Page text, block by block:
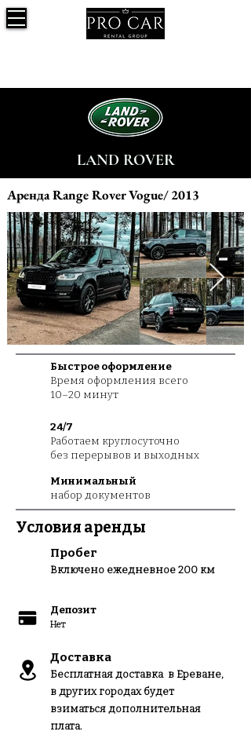
LAND ROVER
Аренда Range Rover Vogue/ 2013
Быстрое оформление
Время оформления всего
10–20 минут
24/7
Работаем круглосуточно
без перерывов и выходных
Минимальный
набор документов
Условия аренды
Пробег
Включено ежедневное 200 км
Депозит
Нет
Доставка
Бесплатная доставка в Ереване,
в других городах будет
взиматься дополнительная
плата.